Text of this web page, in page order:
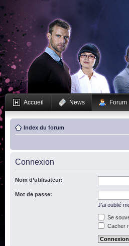
Accueil News Forum
Index du forum
Connexion
Nom d’utilisateur:
Mot de passe:
J’ai oublié
Se
Cacher